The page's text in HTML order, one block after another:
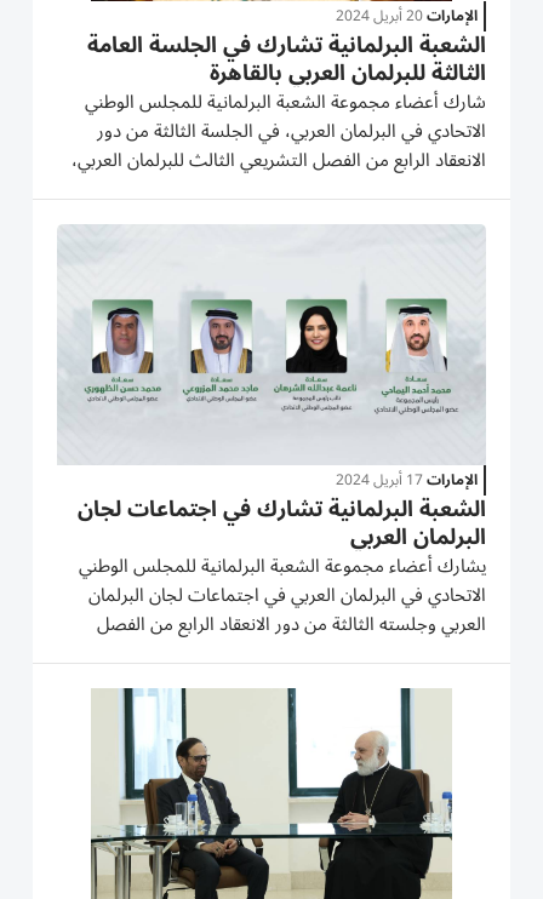
الإمارات20 أبريل 2024
الشعبة البرلمانية تشارك في الجلسة العامة
الثالثة للبرلمان العربي بالقاهرة
شارك أعضاء مجموعة الشعبة البرلمانية للمجلس الوطني
الاتحادي في البرلمان العربي، في الجلسة الثالثة من دور
الانعقاد الرابع من الفصل التشريعي الثالث للبرلمان العربي،
التي عقدت أمس السبت في مقر الأمانة العامة لجامعة
الدول العربية في العاصمة المصرية القاهرة. وتضم مجموعة...
الإمارات17 أبريل 2024
الشعبة البرلمانية تشارك في اجتماعات لجان
البرلمان العربي
يشارك أعضاء مجموعة الشعبة البرلمانية للمجلس الوطني
الاتحادي في البرلمان العربي في اجتماعات لجان البرلمان
العربي وجلسته الثالثة من دور الانعقاد الرابع من الفصل
التشريعي الثالث، خلال الفترة من 18 إلى 20 إبريل 2024م
في القاهرة بجمهورية مصر العربية، وتضم المجموعة كلاً من: